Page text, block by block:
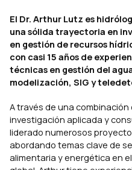
El Dr. Arthur Lutz es
una sólida trayectoria en
en gestión de recursos
con casi 15 años de
técnicas en gestión del
modelización, SIG y
A través de una
investigación aplicada y
liderado numerosos
abordando temas clave de
alimentaria y energética en